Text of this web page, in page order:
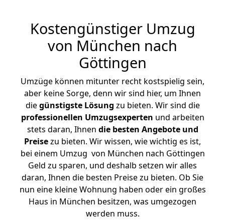
Kostengünstiger Umzug
von München nach
Göttingen
Umzüge können mitunter recht kostspielig sein,
aber keine Sorge, denn wir sind hier, um Ihnen
diegünstigste Lösung zu bieten. Wir sind die
professionellen Umzugsexperten und arbeiten
stets daran, Ihnen die besten Angebote und
Preisezu bieten. Wir wissen, wie wichtig es ist,
bei einem Umzug von München nach Göttingen
Geld zu sparen, und deshalb setzen wir alles
daran, Ihnen die besten Preise zu bieten. Ob Sie
nun eine kleine Wohnung haben oder ein großes
Haus in München besitzen, was umgezogen
werden muss.